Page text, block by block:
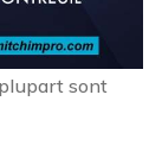
sont